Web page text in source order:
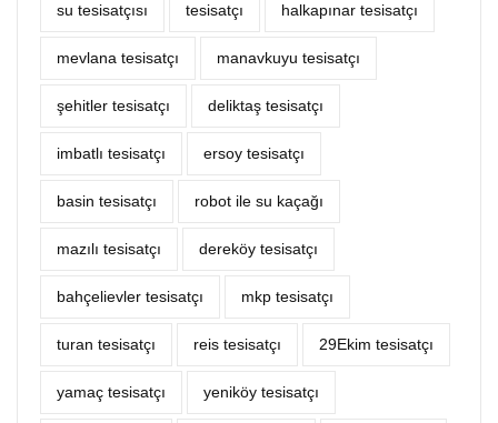
su tesisatçısı tesisatçı halkapınar tesisatçı
mevlana tesisatçı manavkuyu tesisatçı
şehitler tesisatçı deliktaş tesisatçı
imbatlı tesisatçı ersoy tesisatçı
basin tesisatçı robot ile su kaçağı
mazılı tesisatçı dereköy tesisatçı
bahçelievler tesisatçı mkp tesisatçı
turan tesisatçı reis tesisatçı 29Ekim tesisatçı
yamaç tesisatçı yeniköy tesisatçı